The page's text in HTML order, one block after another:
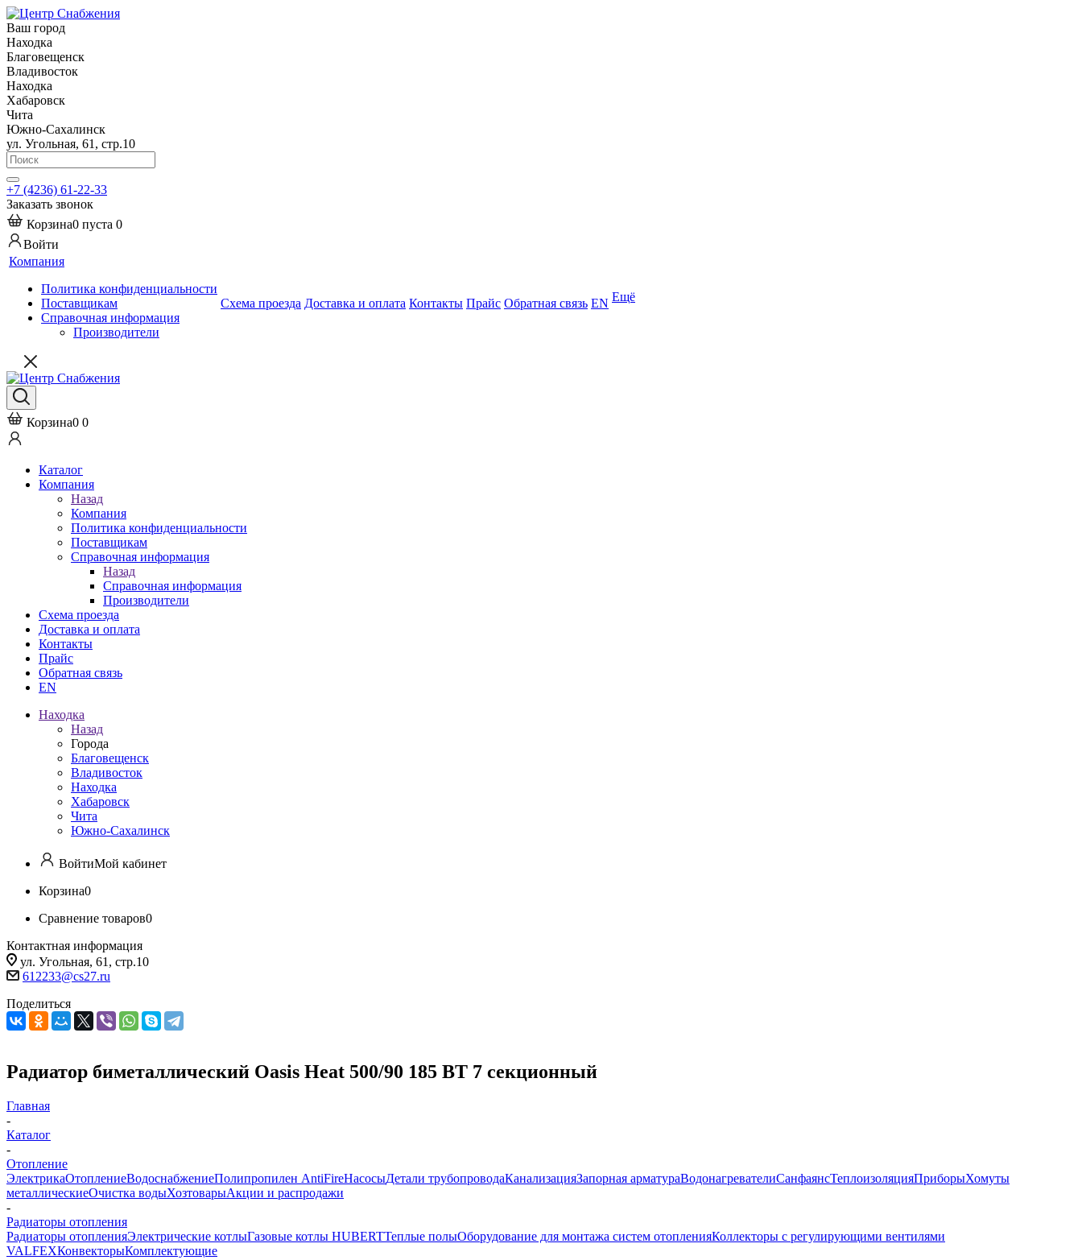
Ваш город
Находка
Благовещенск
Владивосток
Находка
Хабаровск
Чита
Южно-Сахалинск
ул. Угольная, 61, стр.10
+7 (4236) 61-22-33
Заказать звонок
Корзина0 пуста 0
Войти
Компания
Политика конфиденциальности
Поставщикам
Справочная информация
Производители
Схема проезда Доставка и оплата Контакты Прайс Обратная связь EN Ещё
Корзина0 0
Каталог
Компания
Назад
Компания
Политика конфиденциальности
Поставщикам
Справочная информация
Назад
Справочная информация
Производители
Схема проезда
Доставка и оплата
Контакты
Прайс
Обратная связь
EN
Находка
Назад
Города
Благовещенск
Владивосток
Находка
Хабаровск
Чита
Южно-Сахалинск
ВойтиМой кабинет
Корзина0
Сравнение товаров0
Контактная информация
ул. Угольная, 61, стр.10
612233@cs27.ru
Поделиться
Радиатор биметаллический Oasis Heat 500/90 185 ВТ 7 секционный
Главная
-
Каталог
-
Отопление
ЭлектрикаОтоплениеВодоснабжениеПолипропилен AntiFireНасосыДетали трубопроводаКанализацияЗапорная арматураВодонагревателиСанфаянсТеплоизоляцияПриборыХомуты
металлическиеОчистка водыХозтоварыАкции и распродажи
-
Радиаторы отопления
Радиаторы отопленияЭлектрические котлыГазовые котлы HUBERTТеплые полыОборудование для монтажа систем отопленияКоллекторы с регулирующими вентилями
VALFEXКонвекторыКомплектующие